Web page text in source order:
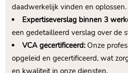
daadwerkelijk vinden en oplossen.​
Expertiseverslag binnen 3
een gedetailleerd verslag over de
VCA gecertificeerd:Onze
opgeleid en gecertificeerd, wat